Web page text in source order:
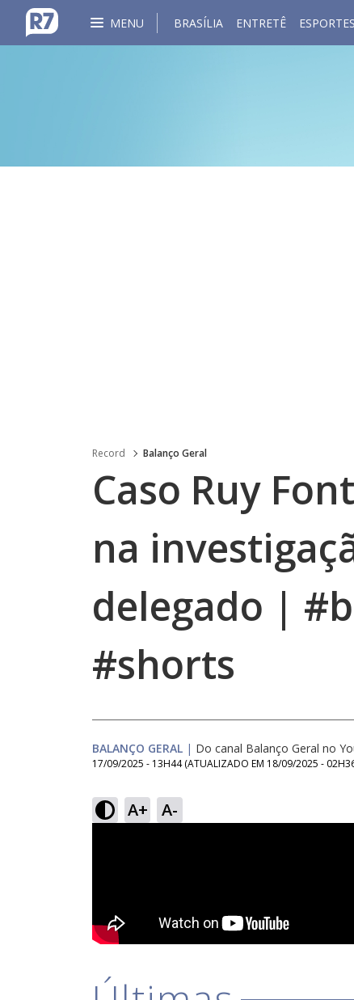
MENU BRASÍLIA ENTRETÊ ESPORTES
Record Balanço Geral
Caso Ruy
na
delegado |
#shorts
BALANÇO GERAL | Do canal Balanço Geral no
17/09/2025 - 13H44 (ATUALIZADO EM 18/09/2025 -
A+ A-